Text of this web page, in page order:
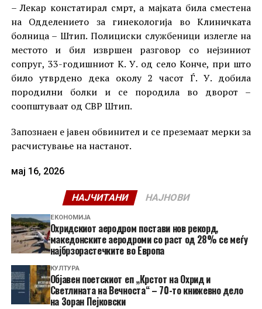
– Лекар констатирал смрт, а мајката била сместена
на Одделението за гинекологија во Клиничката
болница – Штип. Полициски службеници излегле на
местото и бил извршен разговор со нејзиниот
сопруг, 33-годишниот К. У. од село Конче, при што
било утврдено дека околу 2 часот Ѓ. У. добила
породилни болки и се породила во дворот –
соопштуваат од СВР Штип.
Запознаен е јавен обвинител и се преземаат мерки за
расчистување на настанот.
мај 16, 2026
НАЈЧИТАНИ НАЈНОВИ
ЕКОНОМИЈА
Охридскиот аеродром постави нов рекорд,
македонските аеродроми со раст од 28% се меѓу
најбрзорастечките во Европа
КУЛТУРА
Објавен поетскиот еп „Крстот на Охрид и
Светлината на Вечноста“ – 70-то книжевно дело
на Зоран Пејковски